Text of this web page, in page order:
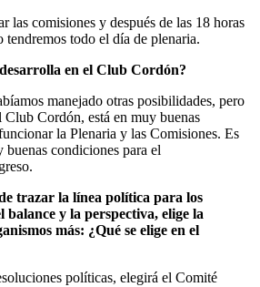
las comisiones y después de las 18 horas
todo el día de plenaria.
en el Club Cordón?
manejado otras posibilidades, pero
Club Cordón, está en muy buenas
la Plenaria y las Comisiones. Es
buenas condiciones para el
trazar la línea política para los
balance y la perspectiva, elige la
más: ¿Qué se elige en el
políticas, elegirá el Comité